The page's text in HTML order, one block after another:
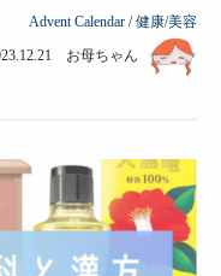
Advent Calendar /健康/美容
お母ちゃん